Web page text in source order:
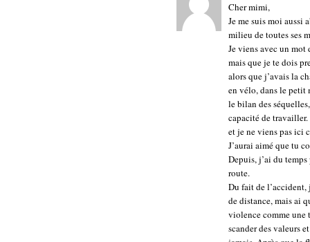
Cher mimi,
Je me suis moi aussi
milieu de toutes ses
Je viens avec un mot
mais que je te dois
alors que j’avais la
en vélo, dans le petit
le bilan des
capacité de
et je ne viens pas ici
J’aurai aimé que tu
Depuis, j’ai du
route.
Du fait de l’accident,
de distance, mais ai
violence comme une
scander des valeurs